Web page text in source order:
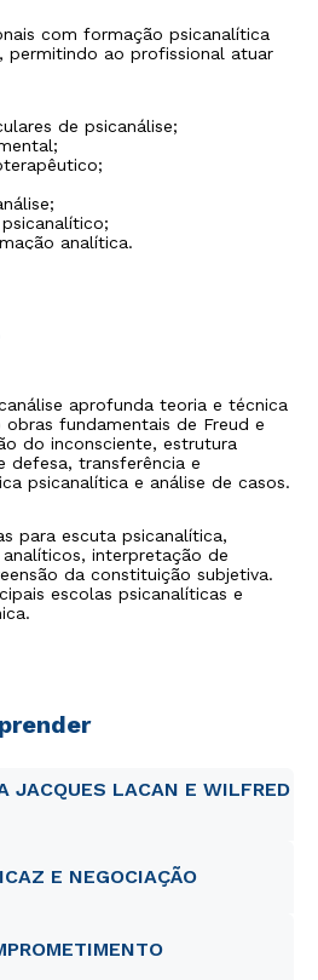
com formação psicanalítica
permitindo ao profissional atuar
de psicanálise;
analítica.
aprofunda teoria e técnica
fundamentais de Freud e
do inconsciente, estrutura
defesa, transferência e
psicanalítica e análise de casos.
para escuta psicanalítica,
interpretação de
da constituição subjetiva.
escolas psicanalíticas e
JACQUES LACAN E WILFRED
E NEGOCIAÇÃO